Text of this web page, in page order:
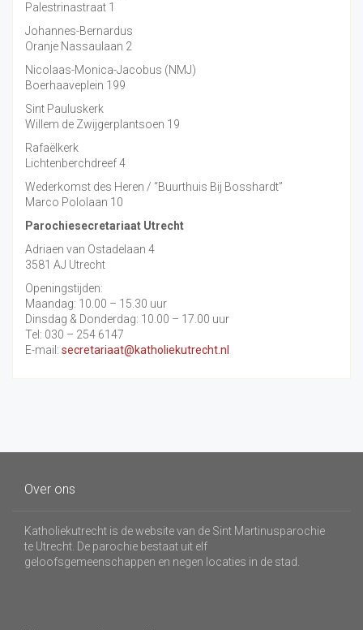
Palestrinastraat 1
Johannes-Bernardus
Oranje Nassaulaan 2
Nicolaas-Monica-Jacobus (NMJ)
Boerhaaveplein 199
Sint Pauluskerk
Willem de Zwijgerplantsoen 19
Rafaëlkerk
Lichtenberchdreef 4
Wederkomst des Heren / “Buurthuis Bij Bosshardt”
Marco Pololaan 10
Parochiesecretariaat Utrecht
Adriaen van Ostadelaan 4
3581 AJ Utrecht
Openingstijden:
Maandag: 10.00 – 15.30 uur
Dinsdag & Donderdag: 10.00 – 17.00 uur
Tel: 030 – 254 6147
E-mail: secretariaat@katholiekutrecht.nl
Over ons
Katholiekutrecht is de website van de Sint Martinusparochie
te Utrecht. De parochie bestaat uit elf
geloofsgemeenschappen en negen locaties in de stad.